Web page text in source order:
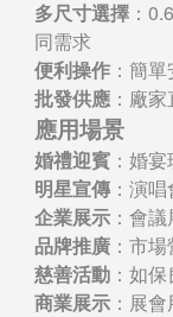
多尺寸選擇：
同需求
便利操作：簡單
批發供應：廠家
應用場景
婚禮迎賓：婚宴
明星宣傳：演唱
企業展示：會議
品牌推廣：市場
慈善活動：如保
商業展示：展會